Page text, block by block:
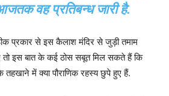
वह प्रतिबन्ध जारी है.
प्रकार से इस कैलाश मंदिर से जुड़ी तमाम
तो इस बात के कई ठोस सबूत मिल सकते हैं कि
में क्या पौराणिक रहस्य छुपे हुए हैं.